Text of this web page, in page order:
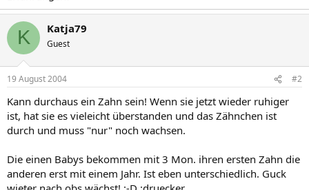
K Katja79
Guest
19 August 2004 #2
Kann durchaus ein Zahn sein! Wenn sie jetzt wieder ruhiger
ist, hat sie es vieleicht überstanden und das Zähnchen ist
durch und muss "nur" noch wachsen.
Die einen Babys bekommen mit 3 Mon. ihren ersten Zahn die
anderen erst mit einem Jahr. Ist eben unterschiedlich. Guck